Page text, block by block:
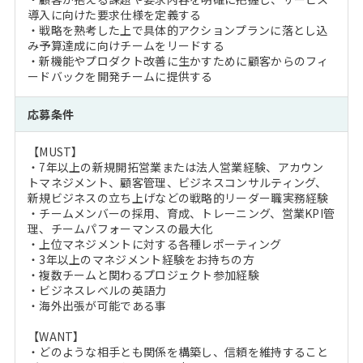
導入に向けた要求仕様を定義する
・戦略を熟考した上で具体的アクションプランに落とし込
み予算達成に向けチームをリードする
・新機能やプロダクト改善に生かすために顧客からのフィ
ードバックを開発チームに提供する
応募条件
【MUST】
・7年以上の新規開拓営業または法人営業経験、アカウン
トマネジメント、顧客管理、ビジネスコンサルティング、
新規ビジネスの立ち上げなどの戦略的リーダー職実務経験
・チームメンバーの採用、育成、トレーニング、営業KPI管
理、チームパフォーマンスの最大化
・上位マネジメントに対する各種レポーティング
・3年以上のマネジメント経験をお持ちの方
・複数チームと関わるプロジェクト参加経験
・ビジネスレベルの英語力
・海外出張が可能である事
【WANT】
・どのような相手とも関係を構築し、信頼を維持すること